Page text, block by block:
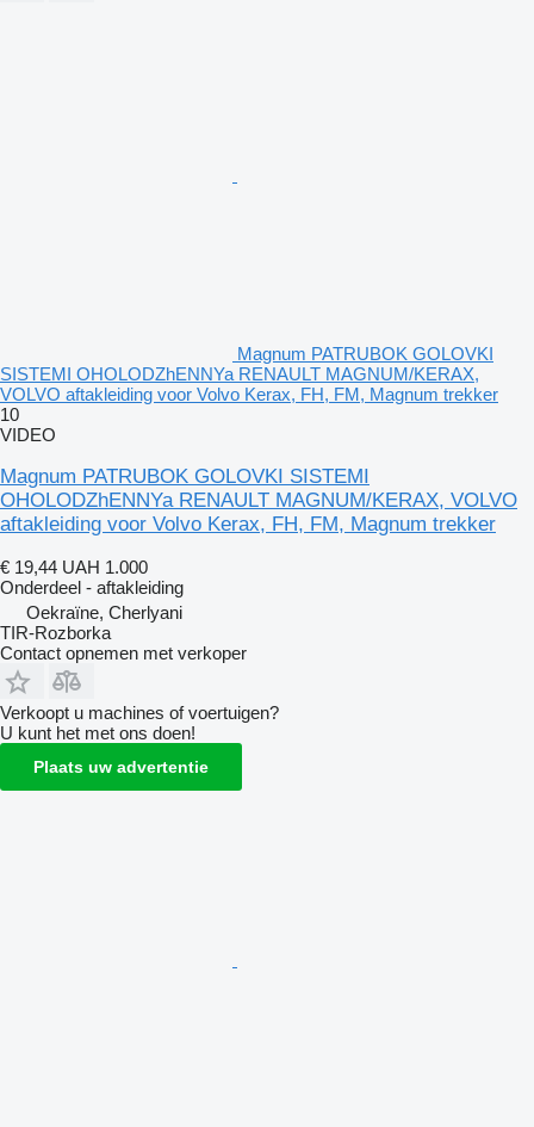
Magnum PATRUBOK GOLOVKI
SISTEMI OHOLODZhENNYa RENAULT MAGNUM/KERAX,
VOLVO aftakleiding voor Volvo Kerax, FH, FM, Magnum trekker
10
VIDEO
Magnum PATRUBOK GOLOVKI SISTEMI
OHOLODZhENNYa RENAULT MAGNUM/KERAX, VOLVO
aftakleiding voor Volvo Kerax, FH, FM, Magnum trekker
€ 19,44 UAH 1.000
Onderdeel - aftakleiding
Oekraïne, Cherlyani
TIR-Rozborka
Contact opnemen met verkoper
Verkoopt u machines of voertuigen?
U kunt het met ons doen!
Plaats uw advertentie